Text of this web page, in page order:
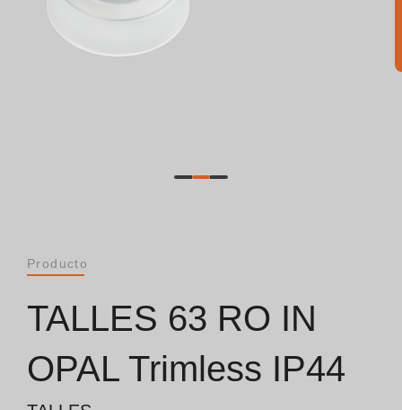
General [EN/FR]
Condiciones de Garantía
Logo Pack
Producto
TALLES 63 RO IN
OPAL Trimless IP44